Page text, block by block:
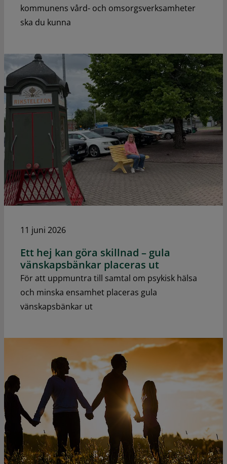
kommunens vård- och omsorgsverksamheter
ska du kunna
11 juni 2026
Ett hej kan göra skillnad – gula
vänskapsbänkar placeras ut
För att uppmuntra till samtal om psykisk hälsa
och minska ensamhet placeras gula
vänskapsbänkar ut